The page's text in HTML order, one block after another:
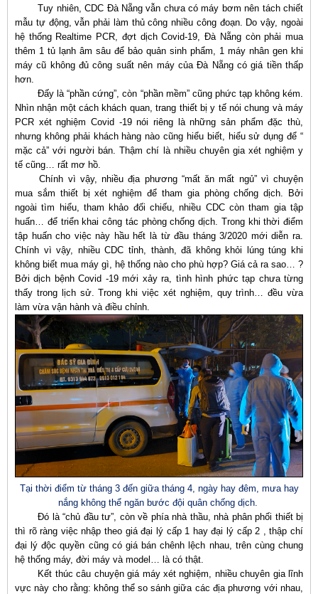
Tuy nhiên, CDC Đà Nẵng vẫn chưa có máy bơm nên tách chiết
mẫu tự động, vẫn phải làm thủ công nhiều công đoạn. Do vậy, ngoài
hệ thống Realtime PCR, đợt dịch Covid-19, Đà Nẵng còn phải mua
thêm 1 tủ lạnh âm sâu để bảo quản sinh phẩm, 1 máy nhân gen khi
máy cũ không đủ công suất nên máy của Đà Nẵng có giá tiền thấp
hơn.
Đấy là “phần cứng”, còn “phần mềm” cũng phức tạp không kém.
Nhìn nhận một cách khách quan, trang thiết bị y tế nói chung và máy
PCR xét nghiệm Covid -19 nói riêng là những sản phẩm đặc thù,
nhưng không phải khách hàng nào cũng hiểu biết, hiểu sử dụng để “
mặc cả” với người bán. Thậm chí là nhiều chuyên gia xét nghiệm y
tế cũng… rất mơ hồ.
Chính vì vậy, nhiều địa phương “mất ăn mất ngủ” vì chuyện
mua sắm thiết bị xét nghiệm để tham gia phòng chống dịch. Bởi
ngoài tìm hiểu, tham khảo đối chiếu, nhiều CDC còn tham gia tập
huấn… để triển khai công tác phòng chống dịch. Trong khi thời điểm
tập huấn cho việc này hầu hết là từ đầu tháng 3/2020 mới diễn ra.
Chính vì vậy, nhiều CDC tỉnh, thành, đã không khỏi lúng túng khi
không biết mua máy gì, hệ thống nào cho phù hợp? Giá cả ra sao… ?
Bởi dịch bệnh Covid -19 mới xảy ra, tình hình phức tạp chưa từng
thấy trong lịch sử. Trong khi việc xét nghiệm, quy trình… đều vừa
làm vừa vận hành và điều chỉnh.
Tại thời điểm từ tháng 3 đến giữa tháng 4, ngày hay đêm, mưa hay
nắng không thể ngăn bước đội quân chống dịch.
Đó là “chủ đầu tư”, còn về phía nhà thầu, nhà phân phối thiết bị
thì rõ ràng việc nhập theo giá đại lý cấp 1 hay đại lý cấp 2 , thập chí
đại lý độc quyền cũng có giá bán chênh lệch nhau, trên cùng chung
hệ thống máy, đời máy và model… là có thật.
Kết thúc câu chuyện giá máy xét nghiệm, nhiều chuyên gia lĩnh
vực này cho rằng: không thể so sánh giữa các địa phương với nhau,